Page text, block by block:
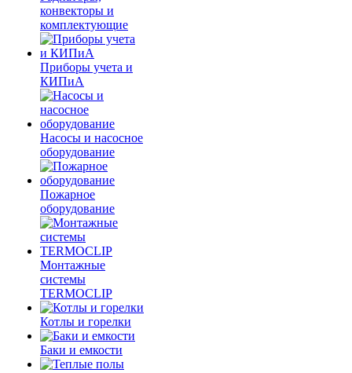
конвекторы и
комплектующие
Приборы учета и
КИПиА
Насосы и насосное
оборудование
Пожарное
оборудование
Монтажные
системы
TERMOCLIP
Котлы и горелки
Баки и емкости